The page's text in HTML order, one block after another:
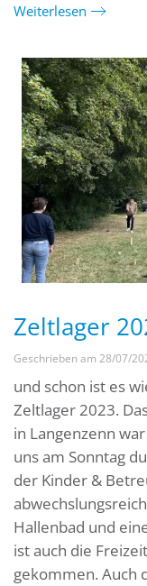
Weiterlesen
Zeltlager
Geschrieben am 28/07/
und schon ist es
Zeltlager 2023.
in Langenzenn
uns am Sonntag
der Kinder &
Hallenbad und
ist auch die
gekommen. Auch